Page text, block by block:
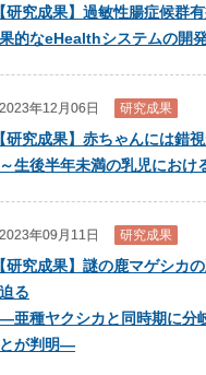
【研究成果】過敏性腸症候群
果的なeHealthシステムの開
2023年12月06日 研究成果
【研究成果】赤ちゃんには錯
～生後半年未満の乳児におけ
2023年09月11日 研究成果
【研究成果】謎の鹿マゲシカ
迫る
―亜種ヤクシカと同時期に分
とが判明―